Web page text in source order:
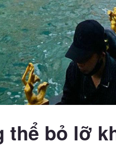
thể bỏ lỡ